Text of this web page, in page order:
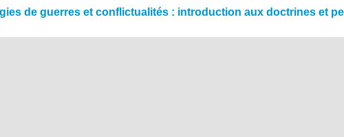
de guerres et conflictualités : introduction aux doctrines et